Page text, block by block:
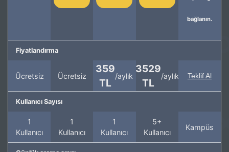
bağlanın.
Fiyatlandırma
Ücretsiz Ücretsiz
359
TL
/aylık
3529
TL
/aylık Teklif Al
Kullanıcı Sayısı
1
Kullanıcı
1
Kullanıcı
1
Kullanıcı
5+
Kullanıcı
Kampüs